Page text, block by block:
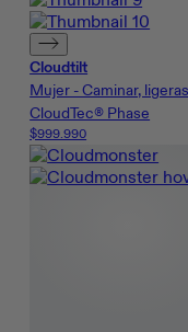
Cloudtilt
Mujer - Caminar,
CloudTec® Phase
$999.990